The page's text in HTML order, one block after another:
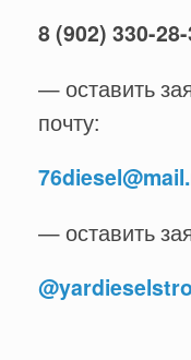
8 (902) 330-
— оставить
почту:
— оставить